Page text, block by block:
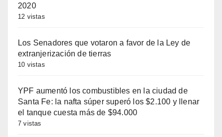
2020
12 vistas
Los Senadores que votaron a favor de la Ley de
extranjerización de tierras
10 vistas
YPF aumentó los combustibles en la ciudad de
Santa Fe: la nafta súper superó los $2.100 y llenar
el tanque cuesta más de $94.000
7 vistas